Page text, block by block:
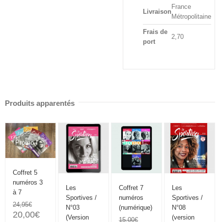
Livraison
France
Métropolitaine
Frais de
port
2,70
Produits apparentés
Promo !
Coffret 5
numéros 3
à 7
24,95€
20,00€
Les
Sportives /
N°03
(Version
Promo !
Coffret 7
numéros
(numérique)
15,00€
Les
Sportives /
N°08
(version